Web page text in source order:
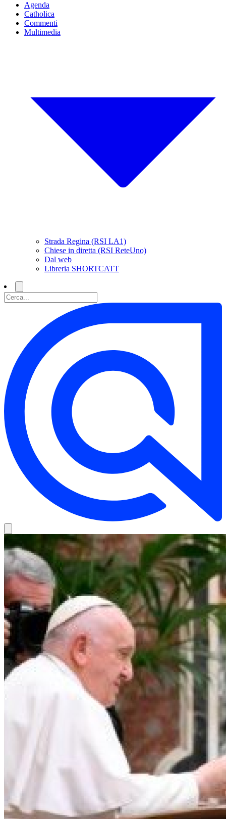
Agenda
Catholica
Commenti
Multimedia
Strada Regina (RSI LA1)
Chiese in diretta (RSI ReteUno)
Dal web
Libreria SHORTCATT